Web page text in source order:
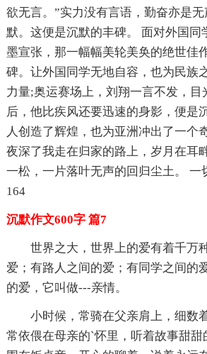
欲无言。”实力没有言语，勤奋亦是
默。这便是沉默的丰碑。 面对外国同
墨宣张，那一幅幅美轮美奂的绝世佳
碑。让外国同学无地自容，也为民族
力量;奥运赛场上，刘翔一言不发，目
后，他比疾风还要迅速的身影，便是
人创造了辉煌，也为亚洲冲出了一
夜深了我走在归家的路上，岁月在耳
一松，一片落叶无声的回归尘土。
164
沉默作文600字 篇7
世界之大，世界上的爱有着千万
爱；有路人之间的爱；有同学之间的
的爱，它叫做---亲情。
小时候，常骑在父亲肩上，细数
常依偎在母亲的`怀里，听着故事甜甜